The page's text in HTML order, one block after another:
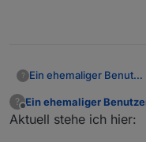
? Ein ehemaliger Benutzer
?
Offline
Ein ehemaliger
Aktuell stehe ich hier: